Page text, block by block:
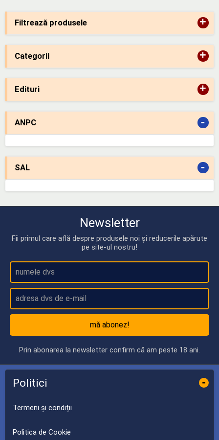
Filtrează produsele +
Categorii +
Edituri +
ANPC -
SAL -
Newsletter
Fii primul care află despre produsele noi și reducerile apărute
pe site-ul nostru!
mă abonez!
Prin abonarea la newsletter confirm că am peste 18 ani.
Politici -
Termeni și condiții
Politica de Cookie